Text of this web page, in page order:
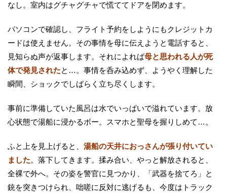
なし。室内はグチャグチャで慌ててドアを閉めます。
パソコンで確認し、フライト予約をしようにもクレジットカ
ードは使えません。その事情を母に伝えようと電話すると、
見知らぬ声が返事します。それによれば母と思われる人が死
体で発見されたと…。事情を呑み込めず、ようやく理解した
瞬間、ショックでしばらく立ち尽くします。
事前に準備していた風呂は水でいっぱいで溢れています。放
心状態で湯船に浸かるボー。スマホと聖母を握りしめて…。
ふと上を見上げると、 湯船の天井におっさんが張り付いてい
ました。落下してきます。揉み合い、やっと解放されると、
全裸で外へ。その姿を警官に見つかり、「武器を捨てろ」と
銃を突きつけられ、咄嗟に反対に逃げるも、今度はトラック